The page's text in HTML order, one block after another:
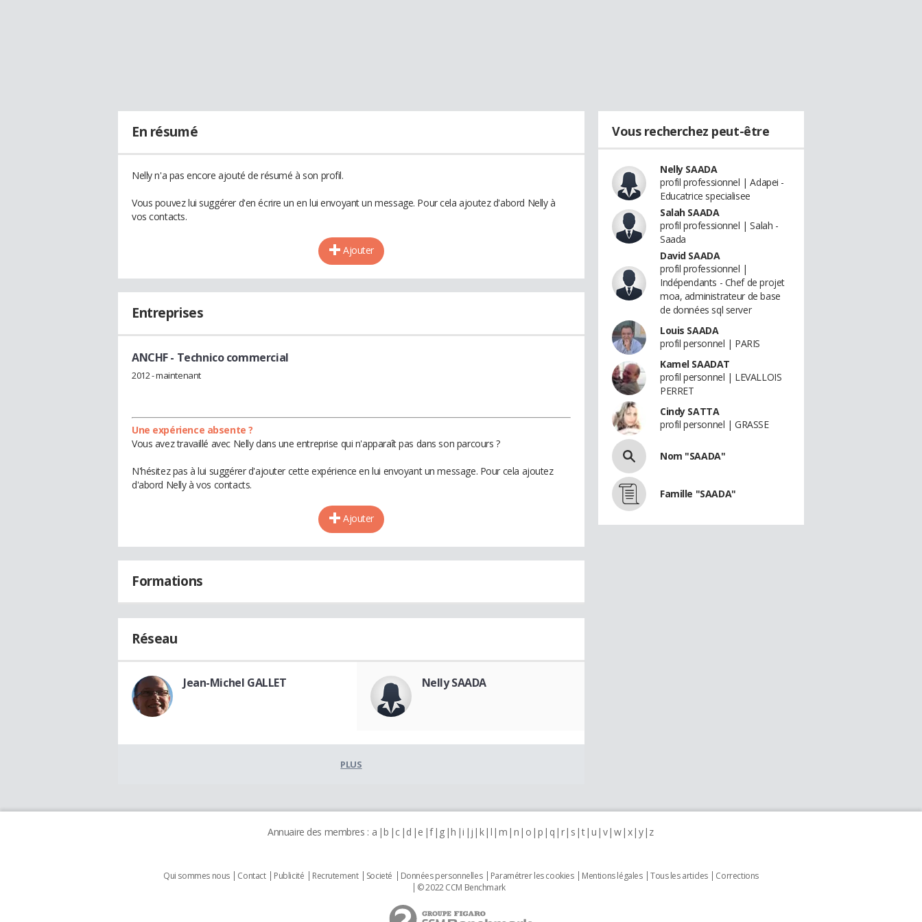
En résumé
Nelly n'a pas encore ajouté de résumé à son profil.
Vous pouvez lui suggérer d'en écrire un en lui envoyant un message. Pour cela ajoutez d'abord Nelly à
vos contacts.
Ajouter
Entreprises
ANCHF- Technico commercial
2012 - maintenant
Une expérience absente ?
Vous avez travaillé avec Nelly dans une entreprise qui n'apparaît pas dans son parcours ?
N'hésitez pas à lui suggérer d'ajouter cette expérience en lui envoyant un message. Pour cela ajoutez
d'abord Nelly à vos contacts.
Ajouter
Formations
Réseau
Jean-Michel GALLET Nelly SAADA
PLUS
Vous recherchez peut-être
Nelly SAADA
profil professionnel | Adapei -
Educatrice specialisee
Salah SAADA
profil professionnel | Salah -
Saada
David SAADA
profil professionnel |
Indépendants - Chef de projet
moa, administrateur de base
de données sql server
Louis SAADA
profil personnel | PARIS
Kamel SAADAT
profil personnel | LEVALLOIS
PERRET
Cindy SATTA
profil personnel | GRASSE
Nom "SAADA"
Famille "SAADA"
Annuaire des membres : a b c d e f g h i j k l m n o p q r s t u v w x y z
Qui sommes nous Contact Publicité Recrutement Societé Données personnelles Paramétrer les cookies Mentions légales Tous les articles
Corrections
© 2022 CCM Benchmark